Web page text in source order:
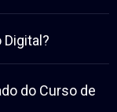
do Curso de